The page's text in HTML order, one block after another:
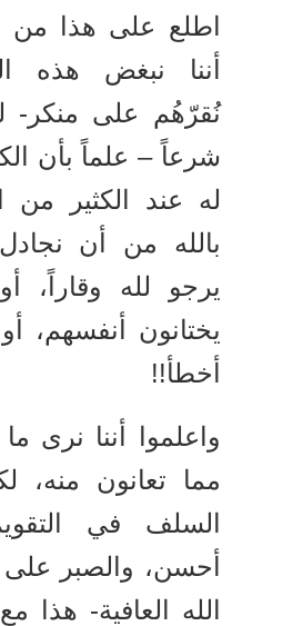
اطلع على هذا من
أننا نبغض هذه
نُقرّهُم على منكر-
شرعاً – علماً بأن
له عند الكثير من
بالله من أن
يرجو لله وقاراً،
يختانون أنفسهم،
أخطأ!!
واعلموا أننا نرى
مما تعانون منه،
السلف في
أحسن، والصبر على
الله العافية- هذا